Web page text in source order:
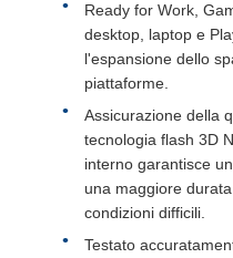
Ready for Work,
desktop, laptop e
l'espansione dello
piattaforme.
Assicurazione della
tecnologia flash 3D
interno garantisce
una maggiore
condizioni difficili.
Testato